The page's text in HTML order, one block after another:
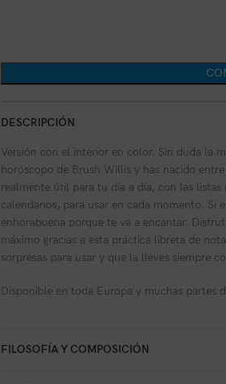
DESCRIPCIÓN
Versión con el interior en color. Sin duda la
horóscopo de Brush Willis y has nacido
realmente útil para tu día a día, con las
calendarios, para usar en cada momento. Si
enhorabuena porque te va a encantar.
máximo gracias a esta práctica libreta de
sorpresas para usar y que la lleves siempre
Disponible en toda Europa y muchas partes
FILOSOFÍA Y COMPOSICIÓN